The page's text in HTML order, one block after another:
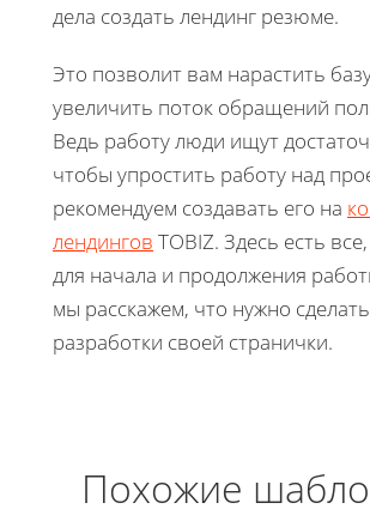
дела создать лендинг резюме.
Это позволит вам нарастить
увеличить поток обращений
Ведь работу люди ищут
чтобы упростить работу над
рекомендуем создавать его на
лендингов TOBIZ. Здесь есть
для начала и продолжения
мы расскажем, что нужно
разработки своей странички.
Похожие